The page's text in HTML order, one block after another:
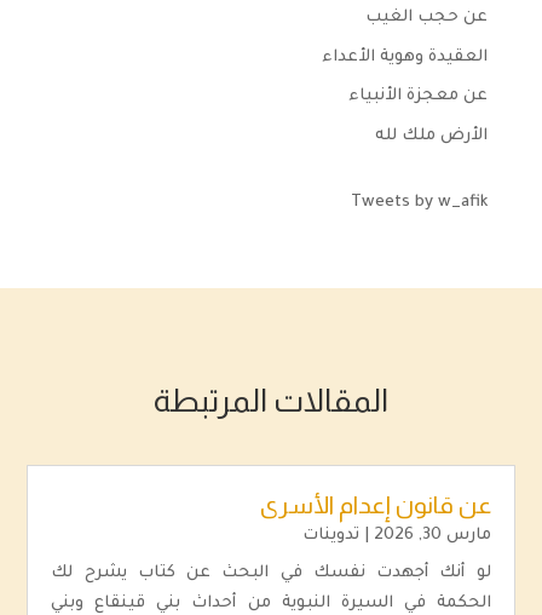
عن حجب الغيب
العقيدة وهوية الأعداء
عن معجزة الأنبياء
الأرض ملك لله
Tweets by w_afik
المقالات المرتبطة
عن قانون إعدام الأسرى
مارس 30, 2026 تدوينات
لو أنك أجهدت نفسك في البحث عن كتاب يشرح لك
الحكمة في السيرة النبوية من أحداث بني قينقاع وبني